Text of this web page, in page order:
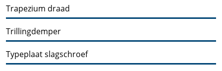
Trapezium draad
Trillingdemper
Typeplaat slagschroef